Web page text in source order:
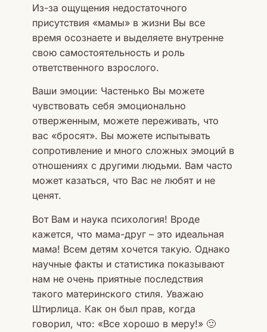
Из-за ощущения недостаточного
присутствия «мамы» в жизни Вы все
время осознаете и выделяете внутренне
свою самостоятельность и роль
ответственного взрослого.
Ваши эмоции: Частенько Вы можете
чувствовать себя эмоционально
отверженным, можете переживать, что
вас «бросят». Вы можете испытывать
сопротивление и много сложных эмоций в
отношениях с другими людьми. Вам часто
может казаться, что Вас не любят и не
ценят.
Вот Вам и наука психология! Вроде
кажется, что мама-друг – это идеальная
мама! Всем детям хочется такую. Однако
научные факты и статистика показывают
нам не очень приятные последствия
такого материнского стиля. Уважаю
Штирлица. Как он был прав, когда
говорил, что: «Все хорошо в меру!» 🙂